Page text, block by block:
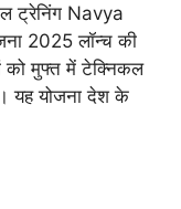
ट्रेनिंग Navya
2025 लॉन्च की
को मुफ्त में टेक्निकल
यह योजना देश के